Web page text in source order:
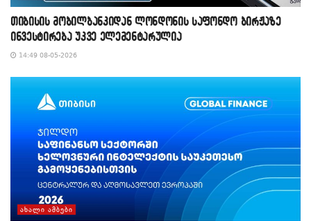
თიბისის მობილბანკიდან ლონდონის საფონდო ბირჟაზე
ინვესტირება უკვე ელემენტარულია
14:49 08-05-2026
ᲐᲮᲐᲚᲘ ᲐᲛᲑᲔᲑᲘ